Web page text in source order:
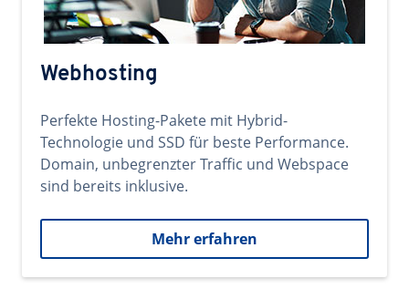
Webhosting
Perfekte Hosting-Pakete mit Hybrid-
Technologie und SSD für beste Performance.
Domain, unbegrenzter Traffic und Webspace
sind bereits inklusive.
Mehr erfahren